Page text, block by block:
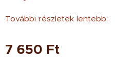
További részletek lentebb:
7 650 Ft